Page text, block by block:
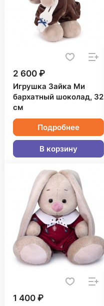
2 600 ₽
Игрушка Зайка Ми
бархатный шоколад, 32
см
Подробнее
В корзину
1 400 ₽